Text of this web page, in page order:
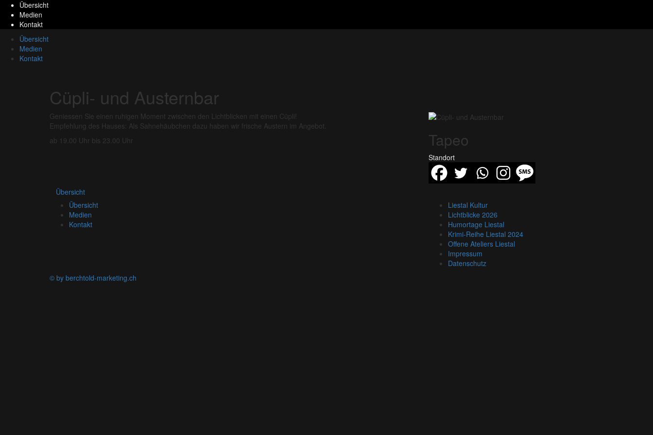
Übersicht
Medien
Kontakt
Übersicht
Medien
Kontakt
Cüpli- und Austernbar
Geniessen Sie einen ruhigen Moment zwischen den Lichtblicken mit einen Cüpli!
Empfehlung des Hauses: Als Sahnehäubchen dazu haben wir frische Austern im Angebot.
ab 19.00 Uhr bis 23.00 Uhr
Tapeo
Standort
Übersicht
Übersicht
Medien
Kontakt
Liestal Kultur
Lichtblicke 2026
Humortage Liestal
Krimi-Reihe Liestal 2024
Offene Ateliers Liestal
Impressum
Datenschutz
© by berchtold-marketing.ch